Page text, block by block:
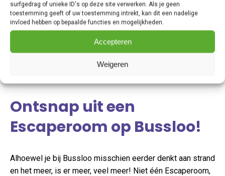
surfgedrag of unieke ID's op deze site verwerken. Als je geen
toestemming geeft of uw toestemming intrekt, kan dit een nadelige
invloed hebben op bepaalde functies en mogelijkheden.
Accepteren
Weigeren
Ontsnap uit een
Escaperoom op Bussloo!
Alhoewel je bij Bussloo misschien eerder denkt aan strand
en het meer, is er meer, veel meer! Niet één Escaperoom,